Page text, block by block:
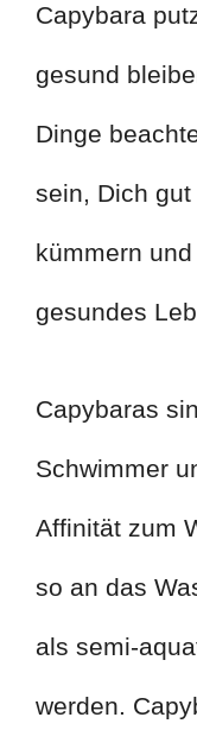
Capybara
gesund
Dinge
sein, Dich
kümmern
gesundes
Capybaras
Schwimmer
Affinität zum
so an das
als semi-
werden.